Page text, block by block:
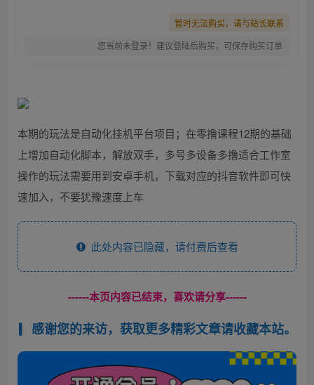
暂时无法购买，请与站长联系
您当前未登录！建议登陆后购买，可保存购买订单
本期的玩法是自动化挂机平台项目；在零撸课程12期的基础
上增加自动化脚本，解放双手，多号多设备多撸适合工作室
操作的玩法需要用到安卓手机，下载对应的抖音软件即可快
速加入，不要犹豫速度上车
此处内容已隐藏，请付费后查看
------本页内容已结束，喜欢请分享------
感谢您的来访，获取更多精彩文章请收藏本站。